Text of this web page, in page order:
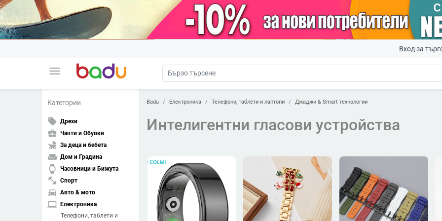
menu
Вход за
Категории
local_offer Дрехи
business_center Чанти и Обувки
child_friendly За деца и бебета
weekend Дом и Градина
watch Часовници и Бижута
fitness_center Спорт
directions_car Авто & мото
laptop Електроника
Телефони, таблети и
Badu Електроника Телефони, таблети и лаптопи Джаджи & Smart технологии
Интелигентни гласови устройства